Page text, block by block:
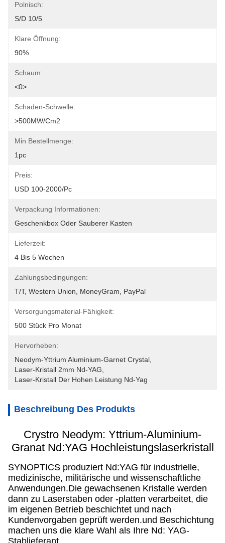
Polnisch:
S/D 10/5
Klare Öffnung:
90%
Schaum:
<0>
Schaden-Schwelle:
>500MW/cm2
Min Bestellmenge:
1pc
Preis:
USD 100-2000/pc
Verpackung Informationen:
Geschenkbox Oder Sauberer Kasten
Lieferzeit:
4 Bis 5 Wochen
Zahlungsbedingungen:
T/T, Western Union, MoneyGram, PayPal
Versorgungsmaterial-Fähigkeit:
500 Stück Pro Monat
Hervorheben:
Neodym-Yttrium Aluminium-Garnet Crystal
Laser-Kristall 2mm Nd-YAG
Laser-Kristall Der Hohen Leistung Nd-Yag
Beschreibung Des Produkts
Crystro Neodym: Yttrium-Aluminium-
Granat Nd:YAG Hochleistungslaserkristall
SYNOPTICS produziert Nd:YAG für industrielle,
medizinische, militärische und wissenschaftliche
Anwendungen.Die gewachsenen Kristalle werden
dann zu Laserstaben oder -platten verarbeitet, die
im eigenen Betrieb beschichtet und nach
Kundenvorgaben geprüft werden.und Beschichtung
machen uns die klare Wahl als Ihre Nd: YAG-
Stablieferant.